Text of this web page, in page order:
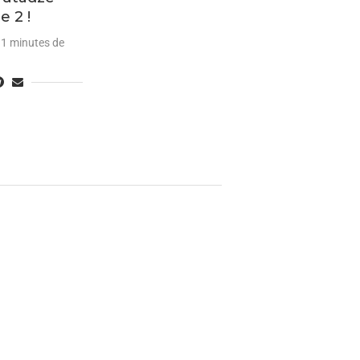
2 !
1 minutes de